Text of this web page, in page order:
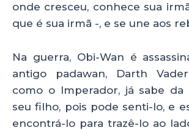
onde cresceu, conhece sua
que é sua irmã -, e se une aos
Na guerra, Obi-Wan é
antigo padawan, Darth
como o Imperador, já sabe da
seu filho, pois pode senti-lo, e
encontrá-lo para trazê-lo ao